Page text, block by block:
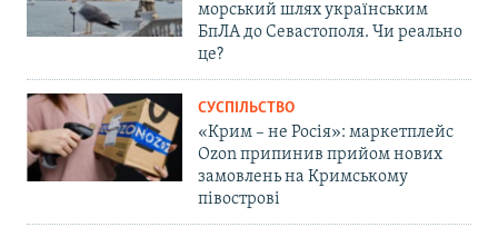
морський шлях українським
БпЛА до Севастополя. Чи реально
це?
СУСПІЛЬСТВО
«Крим – не Росія»: маркетплейс
Ozon припинив прийом нових
замовлень на Кримському
півострові